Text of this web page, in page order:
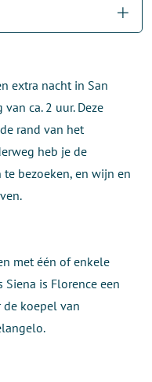
extra nacht in San
ca. 2 uur. Deze
rand van het
heb je de
bezoeken, en wijn en
met één of enkele
Siena is Florence een
de koepel van